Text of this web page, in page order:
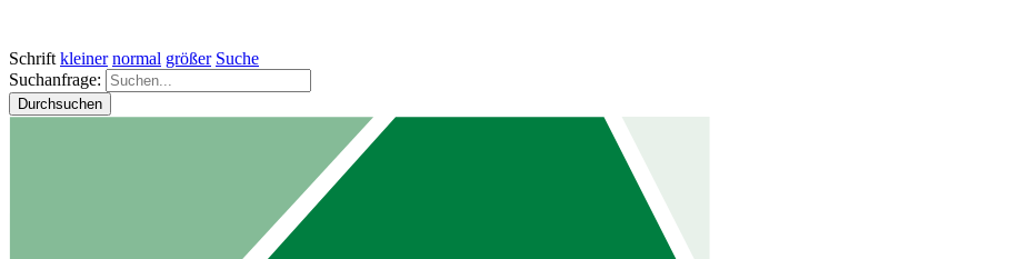
Schrift kleiner normal größer Suche
Suchanfrage:
Durchsuchen